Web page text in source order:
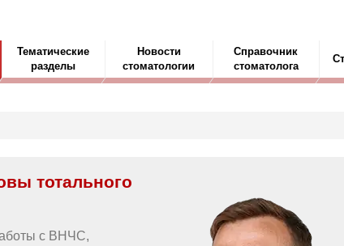
Тематические
разделы
Новости
стоматологии
Справочник
стоматолога
тотального
с ВНЧС,